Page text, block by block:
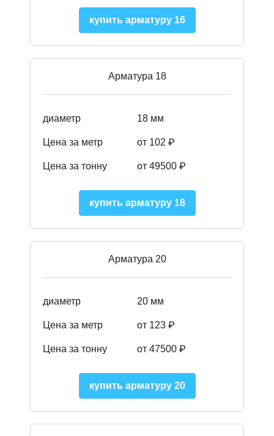
купить арматуру 16
Арматура 18
диаметр 18 мм
Цена за метр от 102 ₽
Цена за тонну от 49500 ₽
купить арматуру 18
Арматура 20
диаметр 20 мм
Цена за метр от 123 ₽
Цена за тонну от 47500 ₽
купить арматуру 20